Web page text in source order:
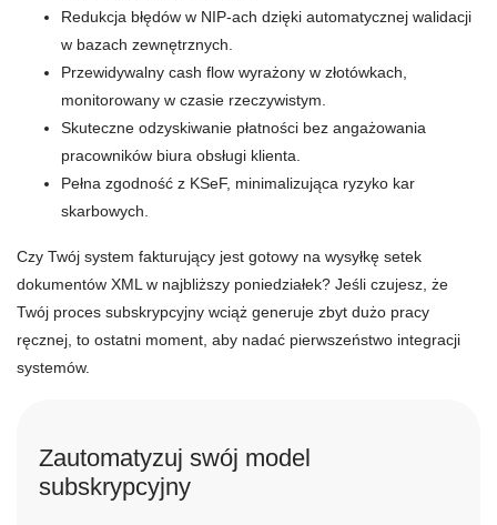
Redukcja błędów w NIP-ach dzięki automatycznej walidacji
w bazach zewnętrznych.
Przewidywalny cash flow wyrażony w złotówkach,
monitorowany w czasie rzeczywistym.
Skuteczne odzyskiwanie płatności bez angażowania
pracowników biura obsługi klienta.
Pełna zgodność z KSeF, minimalizująca ryzyko kar
skarbowych.
Czy Twój system fakturujący jest gotowy na wysyłkę setek
dokumentów XML w najbliższy poniedziałek? Jeśli czujesz, że
Twój proces subskrypcyjny wciąż generuje zbyt dużo pracy
ręcznej, to ostatni moment, aby nadać pierwszeństwo integracji
systemów.
Zautomatyzuj swój model
subskrypcyjny